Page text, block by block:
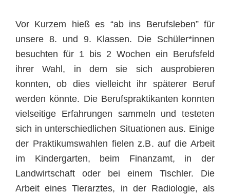
Vor Kurzem hieß es “ab ins Berufsleben” für
unsere 8. und 9. Klassen. Die Schüler*innen
besuchten für 1 bis 2 Wochen ein Berufsfeld
ihrer Wahl, in dem sie sich ausprobieren
konnten, ob dies vielleicht ihr späterer Beruf
werden könnte. Die Berufspraktikanten konnten
vielseitige Erfahrungen sammeln und testeten
sich in unterschiedlichen Situationen aus. Einige
der Praktikumswahlen fielen z.B. auf die Arbeit
im Kindergarten, beim Finanzamt, in der
Landwirtschaft oder bei einem Tischler. Die
Arbeit eines Tierarztes, in der Radiologie, als